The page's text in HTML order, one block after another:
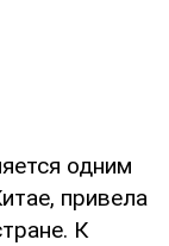
одним
привела
К